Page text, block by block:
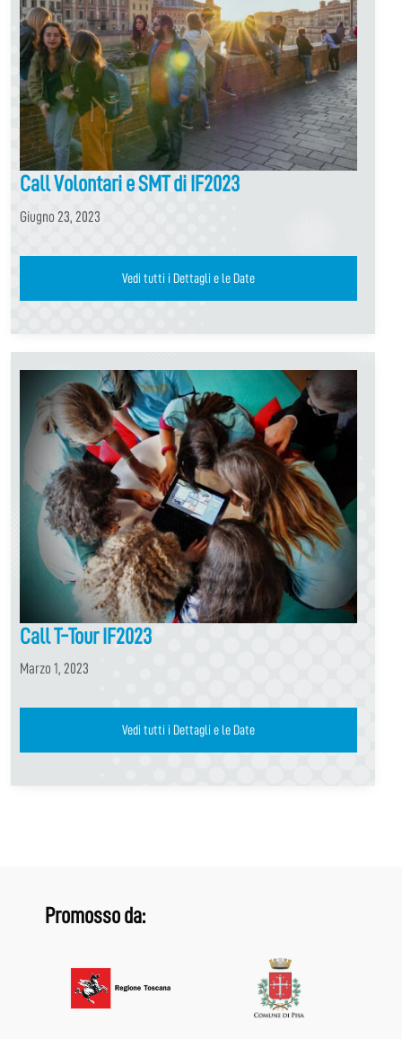
Call Volontari e SMT di IF2023
Giugno 23, 2023
Vedi tutti i Dettagli e le Date
Call T-Tour IF2023
Marzo 1, 2023
Vedi tutti i Dettagli e le Date
Promosso da: